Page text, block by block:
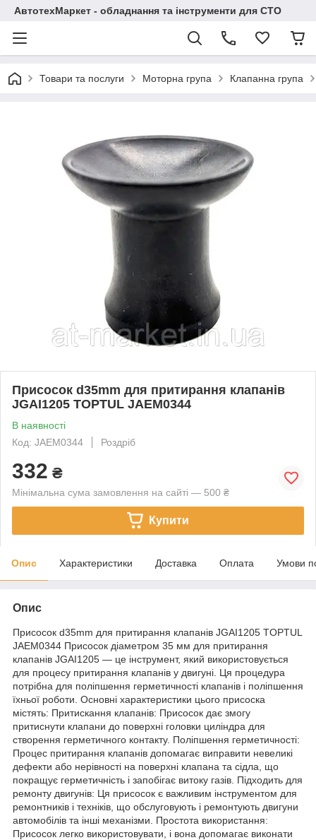
АвтотехМаркет - обладнання та інструменти для СТО
Товари та послуги Моторна група Клапанна група
Присосок d35mm для притирання клапанів
JGAI1205 TOPTUL JAEM0344
В наявності
Код: JAEM0344
Роздріб
332 ₴
Мінімальна сума замовлення на сайті — 500 ₴
Купити
Опис Характеристики Доставка Оплата Умови
Опис
Присосок d35mm для притирання клапанів JGAI1205 TOPTUL
JAEM0344 Присосок діаметром 35 мм для притирання
клапанів JGAI1205 — це інструмент, який використовується
для процесу притирання клапанів у двигуні. Ця процедура
потрібна для поліпшення герметичності клапанів і поліпшення
їхньої роботи. Основні характеристики цього присоска
містять: Притискання клапанів: Присосок дає змогу
притиснути клапани до поверхні головки циліндра для
створення герметичного контакту. Поліпшення герметичності:
Процес притирання клапанів допомагає виправити невеликі
дефекти або нерівності на поверхні клапана та сідла, що
покращує герметичність і запобігає витоку газів. Підходить для
ремонту двигунів: Ця присосок є важливим інструментом для
ремонтників і техніків, що обслуговують і ремонтують двигуни
автомобілів та інші механізми. Простота використання:
Присосок легко використовувати, і вона допомагає виконати